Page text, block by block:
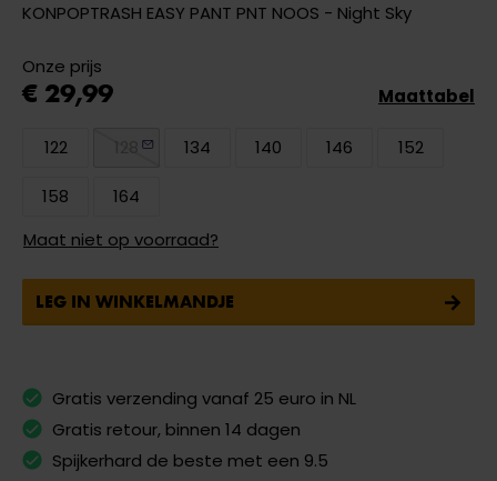
KONPOPTRASH EASY PANT PNT NOOS - Night Sky
Onze prijs
€ 29,99
122 134 140 146 152
158
164
Maat niet op voorraad?
Maattabel
LEG IN WINKELMANDJE
Gratis verzending vanaf 25 euro in NL
Gratis retour, binnen 14 dagen
Spijkerhard de beste met een 9.5